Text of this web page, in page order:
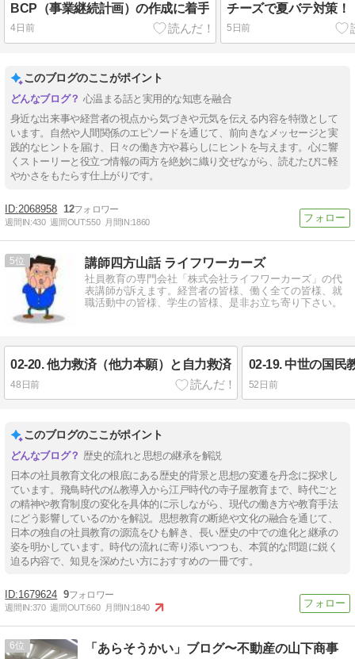
BCP（事業継続計画）の作成に着手
4日前
チーズで夏バテ対策！
5日前
このブログのここがポイント
心温まる話と実用的な知恵を融合
身近な出来事や経営者の視点から気づきや元気を伝える内容を特徴として
います。自然や人間関係のエピソードを通じて、前向きなメッセージと実
践的なヒントを届け、日々の働き方や暮らしにヒントを与えます。心に響
くストーリーと役立つ情報の両方を絶妙に織り交ぜながら、読むたびに軽
やかさをもたらす仕上がりです。
2068958 12
週間IN:430 週間OUT:550 月間IN:1860
5 講師四方山話 ライフワーカーズ
社員教育の専門会社「株式会社ライフワーカーズ」の代
表講師が訴えます。経営者の皆様、働く全ての皆様、就
職活動中の皆様、学生の皆様、是非お立ち寄り下さい。
02-20. 他力救済（他力本願）と自力救済
48日前
02-19. 中世の国民
52日前
このブログのここがポイント
歴史的流れと思想の継承を解説
日本の社員教育文化の根底にある歴史的背景と思想の変遷を丹念に探求し
ています。飛鳥時代の仏教導入から江戸時代の寺子屋教育まで、時代ごと
の精神や教育制度の変化を具体的に示しながら、現代の働き方や教育手法
にどう影響しているのかを解説。思想教育の断絶や文化の融合を通じて、
日本の独自の社員教育の源流をひも解き、長い歴史の中での進化と継承の
姿を明かしています。時代の流れに寄り添いつつも、本質的な問題に鋭く
迫る内容で、知見を深めたい方におすすめの一冊です。
1679624 9
週間IN:370 週間OUT:660 月間IN:1840
6 「あらそうかい」ブログ〜不動産の山下商事